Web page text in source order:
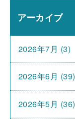
アーカイブ
2026年7月 (3)
2026年6月 (39)
2026年5月 (36)